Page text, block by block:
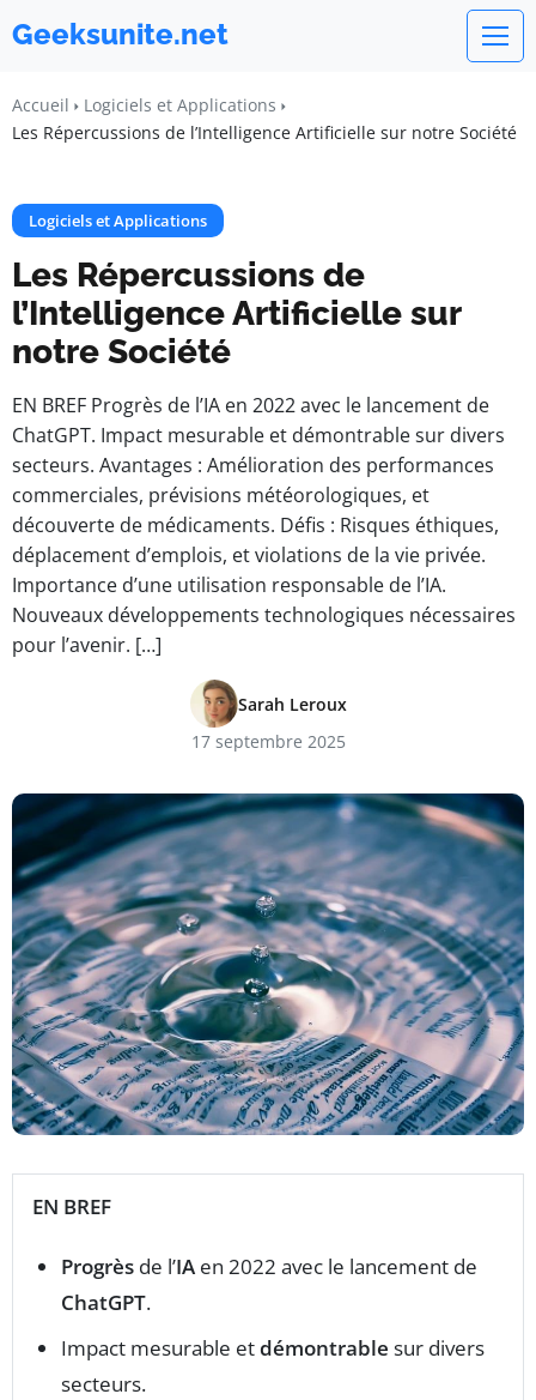
Geeksunite.net
Accueil
Logiciels et Applications
Les Répercussions de l’Intelligence Artificielle sur notre Société
Logiciels et Applications
Les Répercussions de
l’Intelligence Artificielle sur
notre Société
EN BREF Progrès de l’IA en 2022 avec le lancement de
ChatGPT. Impact mesurable et démontrable sur divers
secteurs. Avantages : Amélioration des performances
commerciales, prévisions météorologiques, et
découverte de médicaments. Défis : Risques éthiques,
déplacement d’emplois, et violations de la vie privée.
Importance d’une utilisation responsable de l’IA.
Nouveaux développements technologiques nécessaires
pour l’avenir. […]
Sarah Leroux
17 septembre 2025
EN BREF
Progrès de l’IA en 2022 avec le lancement de
ChatGPT.
Impact mesurable etdémontrable sur divers
secteurs.